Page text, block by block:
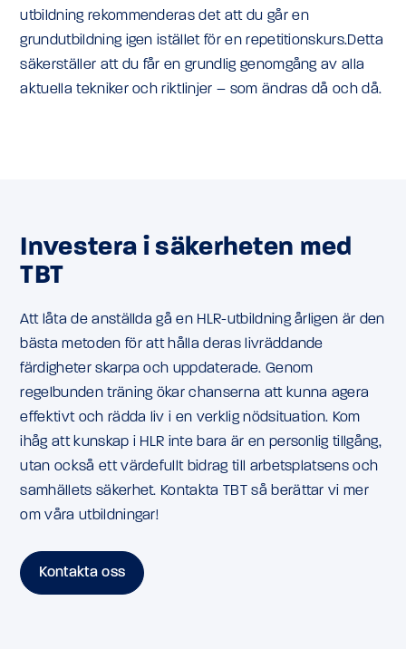
utbildning rekommenderas det att du går en
grundutbildning igen istället för en repetitionskurs.Detta
säkerställer att du får en grundlig genomgång av alla
aktuella tekniker och riktlinjer – som ändras då och då.
Investera i säkerheten med
TBT
Att låta de anställda gå en HLR-utbildning årligen är den
bästa metoden för att hålla deras livräddande
färdigheter skarpa och uppdaterade. Genom
regelbunden träning ökar chanserna att kunna agera
effektivt och rädda liv i en verklig nödsituation. Kom
ihåg att kunskap i HLR inte bara är en personlig tillgång,
utan också ett värdefullt bidrag till arbetsplatsens och
samhällets säkerhet. Kontakta TBT så berättar vi mer
om våra utbildningar!
Kontakta oss